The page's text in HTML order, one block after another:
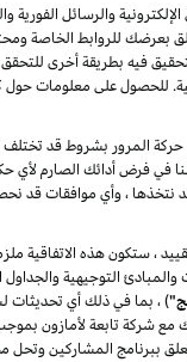
والرسائل الفورية
للروابط الخاصة
بطريقة أخرى للتحقق من
على معلومات حول
المرور بشروط قد تختلف
فرض أدائك الصارم لأي
نتخذها ، وأي موافقات قد
، ستكون هذه الاتفاقية
التوجيهية والجداول
) ، بما في ذلك أي تحديثات
مع شركة تابعة لأمازون
ببرنامج المشاركين